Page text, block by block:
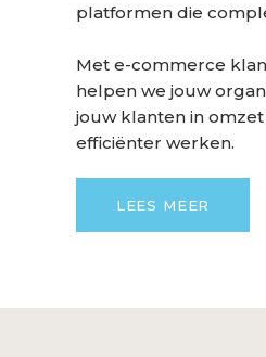
platformen die
Met e-commerce
helpen we jouw
jouw klanten in
efficiënter werken.
LEES MEER